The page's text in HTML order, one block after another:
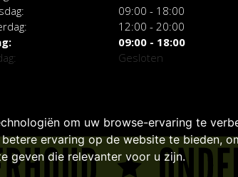
09:00 - 18:00
12:00 - 20:00
09:00 - 18:00
Gesloten
om uw browse-ervaring te
ervaring op de website te bieden,
geven die relevanter voor u zijn.